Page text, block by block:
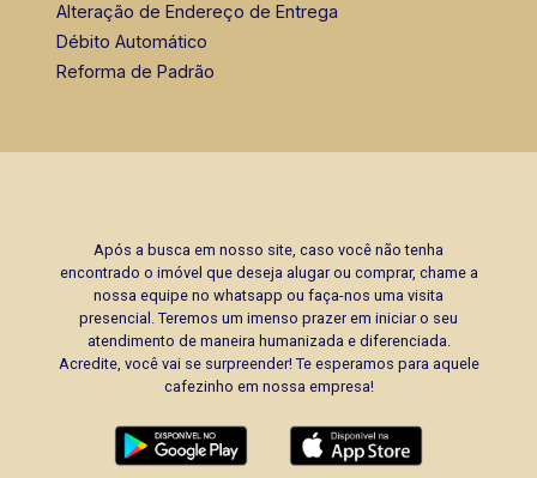
Alteração de Endereço de Entrega
Débito Automático
Reforma de Padrão
Após a busca em nosso site, caso você não tenha
encontrado o imóvel que deseja alugar ou comprar, chame a
nossa equipe no whatsapp ou faça-nos uma visita
presencial. Teremos um imenso prazer em iniciar o seu
atendimento de maneira humanizada e diferenciada.
Acredite, você vai se surpreender! Te esperamos para aquele
cafezinho em nossa empresa!